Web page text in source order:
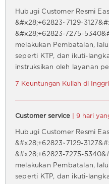
Hubugi Customer Resmi
&#x28;+62823~7129-
&#x28;+62823-7275-
melakukan Pembatalan,
seperti KTP, dan ikuti-
instruksikan oleh layanan
7 Keuntungan Kuliah di
Customer service | 9 hari
Hubugi Customer Resmi
&#x28;+62823~7129-
&#x28;+62823-7275-
melakukan Pembatalan,
seperti KTP, dan ikuti-